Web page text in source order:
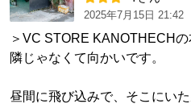
2025年7月15日 21:42
＞VC STORE KANOTHECH
隣じゃなくて向かいです。
昼間に飛び込みで、そこにい